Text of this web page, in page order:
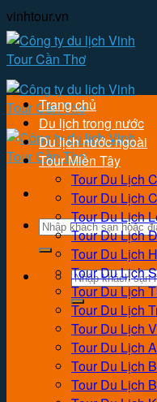
vinhtour.vn
to
content
Tìm
kiếm:
Tìm
kiếm:
Trang chủ
Du lịch trong nước
Du lịch nước ngoài
Tour Miền Tây
Tour Du Lịch
Tour Du Lịch
Tour Du Lịch
Tour Du Lịch
Tour Du Lịch
Tour Du Lịch
Tour Du Lịch
Tour Du Lịch
Tour Du Lịch
Tour Du Lịch
Tour Du Lịch
Tour Du Lịch